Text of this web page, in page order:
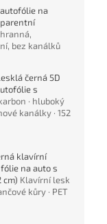
na
bez kanálků
černá 5D
s
· hluboký
kanálky · 152
klavírní
na auto s
cm) Klavírní lesk
kůry · PET